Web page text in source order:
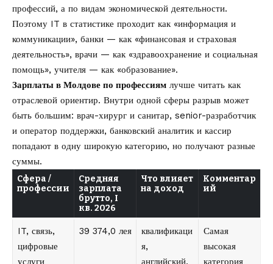
профессий, а по видам экономической деятельности.
Поэтому IT в статистике проходит как «информация и
коммуникации», банки — как «финансовая и страховая
деятельность», врачи — как «здравоохранение и социальная
помощь», учителя — как «образование».
Зарплаты в Молдове по профессиям лучше читать как
отраслевой ориентир. Внутри одной сферы разрыв может
быть большим: врач-хирург и санитар, senior-разработчик
и оператор поддержки, банковский аналитик и кассир
попадают в одну широкую категорию, но получают разные
суммы.
Сфера /
профессии
Средняя
зарплата
брутто, I
кв. 2026
Что влияет
на доход
Комментар
ий
IT, связь,
цифровые
услуги
39 374,0 лея
квалификаци
я,
английский,
Самая
высокая
категория